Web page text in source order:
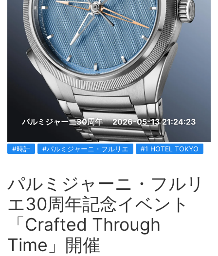
パルミジャーニ30周年 2026-05-13 21:24:23
#時計 #パルミジャーニ・フルリエ #1 HOTEL TOKYO
パルミジャーニ・フルリ
エ30周年記念イベント
「Crafted Through
Time」開催